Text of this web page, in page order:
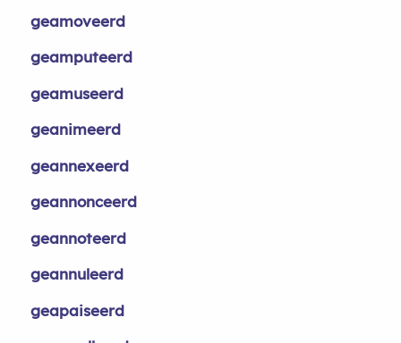
geamoveerd
geamputeerd
geamuseerd
geanimeerd
geannexeerd
geannonceerd
geannoteerd
geannuleerd
geapaiseerd